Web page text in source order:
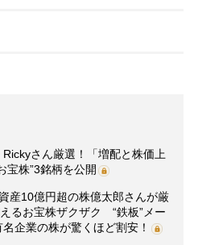
さん厳選！「増配と株価上
宝株”3銘柄を公開
産10億円超の株億太郎さんが厳
るお宝株ザクザク “鉄板”メー
企業の株が驚くほど割安！